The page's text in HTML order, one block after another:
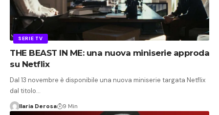
SERIE TV
THE BEAST IN ME: una nuova miniserie approda
su Netflix
Dal 13 novembre è disponibile una nuova miniserie targata Netflix
dal titolo…
Ilaria Derosa 9 Min